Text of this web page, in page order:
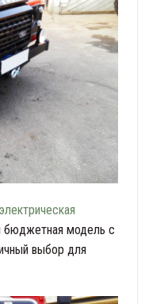
электрическая
бюджетная модель с
выбор для